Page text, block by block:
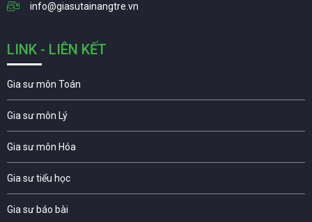
info@giasutainangtre.vn
LINK - LIÊN KẾT
Gia sư môn Toán
Gia sư môn Lý
Gia sư môn Hóa
Gia sư tiểu học
Gia sư báo bài